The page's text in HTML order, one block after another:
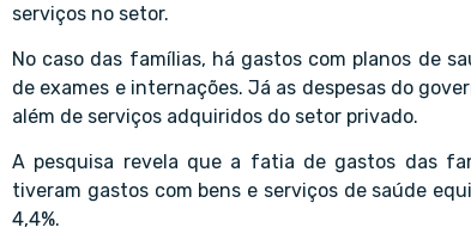
serviços no setor.
No caso das famílias, há gastos com planos de
de exames e internações. Já as despesas do
além de serviços adquiridos do setor privado.
A pesquisa revela que a fatia de gastos das
tiveram gastos com bens e serviços de saúde
4,4%.